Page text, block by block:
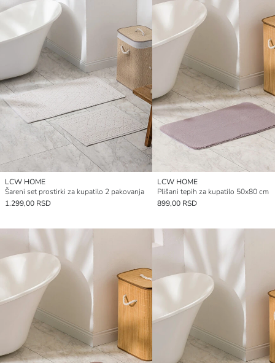
LCW HOME
Šareni set prostirki za kupatilo 2 pakovanja
1.299,00 RSD
LCW HOME
Plišani tepih za kupatilo 50x80 cm
899,00 RSD